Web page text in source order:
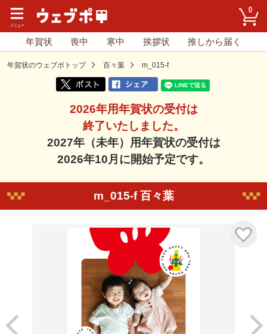
0
年賀状 喪中 寒中 挨拶状 推しから届く
年賀状のウェブポトップ 百々葉 m_015-f
2026年用年賀状の受付は
終了いたしました。
2027年（未年）用年賀状の受付は
2026年10月に開始予定です。
m_015-f 百々葉